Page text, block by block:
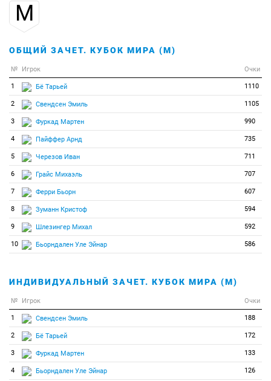
34
35 Писарева Надежда
38 Тан Цзялинь 3 3
39 Нильcсон Анна-Мария 2 2
40 Стьюдбэйкер Сара 1 1
М
ОБЩИЙ ЗАЧЕТ. КУБОК МИРА (М)
№ Игрок Очки
1 Бё Тарьей 1110
2 Свендсен Эмиль 1105
3 Фуркад Мартен 990
4 Пайффер Арнд 735
5 Черезов Иван 711
6 Грайс Михаэль 707
7 Ферри Бьорн 607
8 Зуманн Кристоф 594
9 Шлезингер Михал 592
10 Бьорндален Уле Эйнар 586
ИНДИВИДУАЛЬНЫЙ ЗАЧЕТ. КУБОК МИРА (М)
№ Игрок Очки
1 Свендсен Эмиль 188
2 Бё Тарьей 172
3 Фуркад Мартен 133
4 Бьорндален Уле Эйнар 126